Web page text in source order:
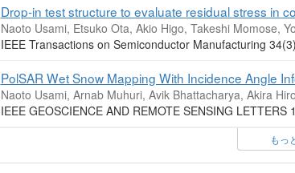
Drop-in test structure to evaluate residual stress in
Naoto Usami, Etsuko Ota, Akio Higo, Takeshi Momose,
IEEE Transactions on Semiconductor Manufacturing
PolSAR Wet Snow Mapping With Incidence Angle
Naoto Usami, Arnab Muhuri, Avik Bhattacharya, Akira
IEEE GEOSCIENCE AND REMOTE SENSING
もっ